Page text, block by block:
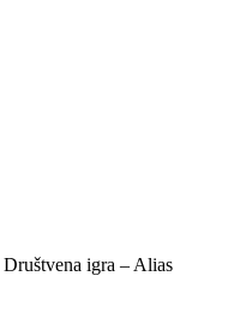
Društvena igra – Alias